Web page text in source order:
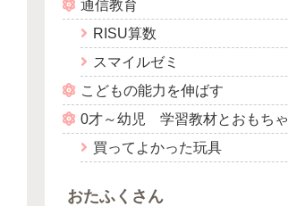
通信教育
RISU算数
スマイルゼミ
こどもの能力を伸ばす
0才～幼児 学習教材とおもちゃ
買ってよかった玩具
おたふくさん